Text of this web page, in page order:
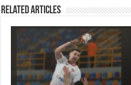
Related Articles